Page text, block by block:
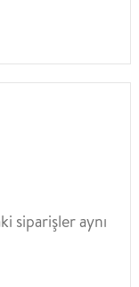
siparişler aynı